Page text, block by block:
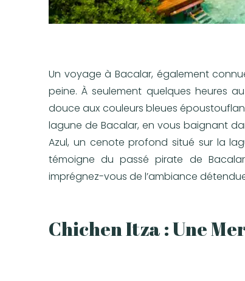
Un voyage à Bacalar, également
peine. À seulement quelques heures
douce aux couleurs bleues
lagune de Bacalar, en vous baignant
Azul, un cenote profond situé sur la
témoigne du passé pirate de
imprégnez-vous de l’ambiance
Chichen Itza : Une